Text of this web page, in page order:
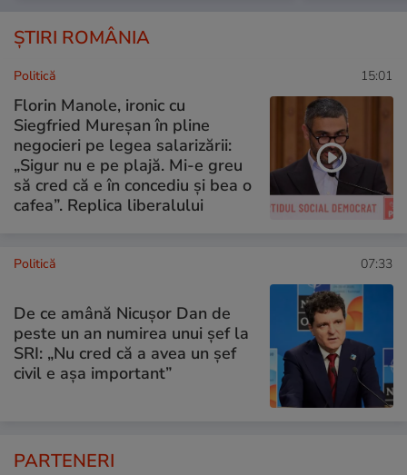
ȘTIRI ROMÂNIA
Politică 15:01
Florin Manole, ironic cu
Siegfried Mureșan în pline
negocieri pe legea salarizării:
„Sigur nu e pe plajă. Mi-e greu
să cred că e în concediu și bea o
cafea”. Replica liberalului
Politică 07:33
De ce amână Nicușor Dan de
peste un an numirea unui șef la
SRI: „Nu cred că a avea un şef
civil e așa important”
PARTENERI